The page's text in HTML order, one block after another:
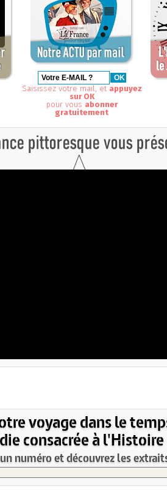
Saisissez votre mail, et appuyez
sur OK
pour vous abonner
gratuitement
voyage dans le
consacrée à l'Histoire
numéro et découvrez les